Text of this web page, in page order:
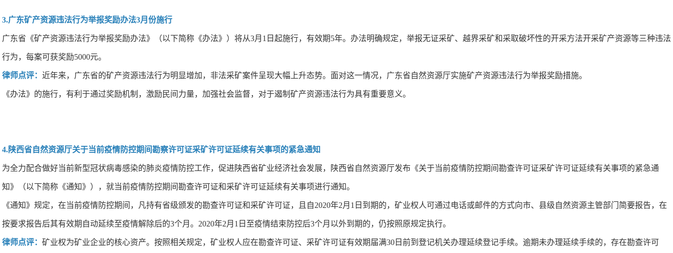
3.广东矿产资源违法行为举报奖励办法3月份施行
广东省《矿产资源违法行为举报奖励办法》（以下简称《办法》）将从3月1日起施行，有效期5年。办法明确规定，举报无证采矿、越界采矿和采取破坏性的开采方法开采矿产资源等三种违法
行为，每案可获奖励5000元。
律师点评： 近年来，广东省的矿产资源违法行为明显增加，非法采矿案件呈现大幅上升态势。面对这一情况，广东省自然资源厅实施矿产资源违法行为举报奖励措施。
《办法》的施行，有利于通过奖励机制，激励民间力量，加强社会监督，对于遏制矿产资源违法行为具有重要意义。
4.陕西省自然资源厅关于当前疫情防控期间勘察许可证采矿许可证延续有关事项的紧急通知
为全力配合做好当前新型冠状病毒感染的肺炎疫情防控工作，促进陕西省矿业经济社会发展，陕西省自然资源厅发布《关于当前疫情防控期间勘查许可证采矿许可证延续有关事项的紧急通
知》（以下简称《通知》），就当前疫情防控期间勘查许可证和采矿许可证延续有关事项进行通知。
《通知》规定，在当前疫情防控期间，凡持有省级颁发的勘查许可证和采矿许可证，且自2020年2月1日到期的，矿业权人可通过电话或邮件的方式向市、县级自然资源主管部门简要报告，在
按要求报告后其有效期自动延续至疫情解除后的3个月。2020年2月1日至疫情结束防控后3个月以外到期的，仍按照原规定执行。
律师点评： 矿业权为矿业企业的核心资产。按照相关规定，矿业权人应在勘查许可证、采矿许可证有效期届满30日前到登记机关办理延续登记手续。逾期未办理延续手续的，存在勘查许可